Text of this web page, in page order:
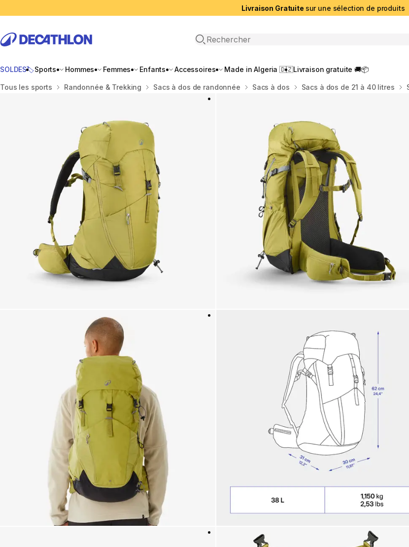
Livraison Gratuite sur une sélection de produits
Recherche ouverte
SOLDES🏷️Sports Hommes Femmes Enfants Accessoires Made in Algeria 🇩🇿Livraison gratuite 🚚📦
Accueil
Tous les sports Randonnée & Trekking Sacs à dos de randonnée Sacs à dos Sacs à dos de 21 à 40 litres